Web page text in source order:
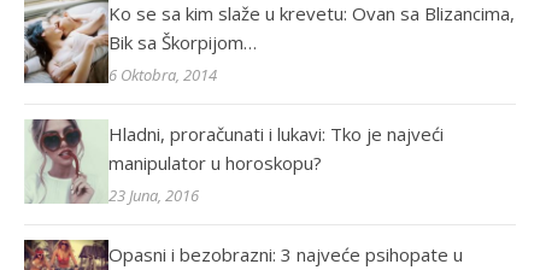
Ko se sa kim slaže u krevetu: Ovan sa Blizancima,
Bik sa Škorpijom…
6 Oktobra, 2014
Hladni, proračunati i lukavi: Tko je najveći
manipulator u horoskopu?
23 Juna, 2016
Opasni i bezobrazni: 3 najveće psihopate u